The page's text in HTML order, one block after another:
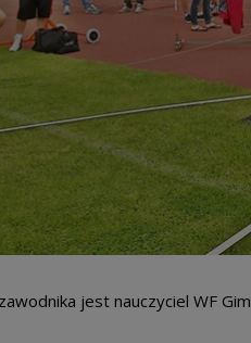
jest nauczyciel WF